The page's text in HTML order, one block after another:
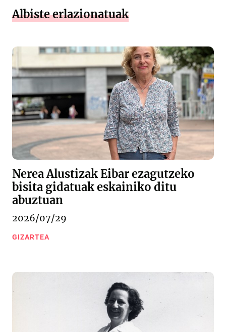
Albiste erlazionatuak
Nerea Alustizak Eibar ezagutzeko
bisita gidatuak eskainiko ditu
abuztuan
2026/07/29
GIZARTEA